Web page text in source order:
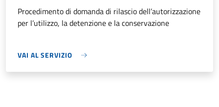
Procedimento di domanda di rilascio dell’autorizzazione
per l’utilizzo, la detenzione e la conservazione
VAI AL SERVIZIO